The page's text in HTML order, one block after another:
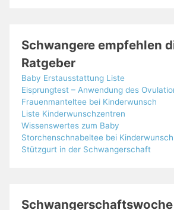
Schwangere empfehlen
Ratgeber
Baby Erstausstattung Liste
Eisprungtest – Anwendung des
Frauenmanteltee bei Kinderwunsch
Liste Kinderwunschzentren
Wissenswertes zum Baby
Storchenschnabeltee bei Kinderwunsch
Stützgurt in der Schwangerschaft
Schwangerschaftswoche